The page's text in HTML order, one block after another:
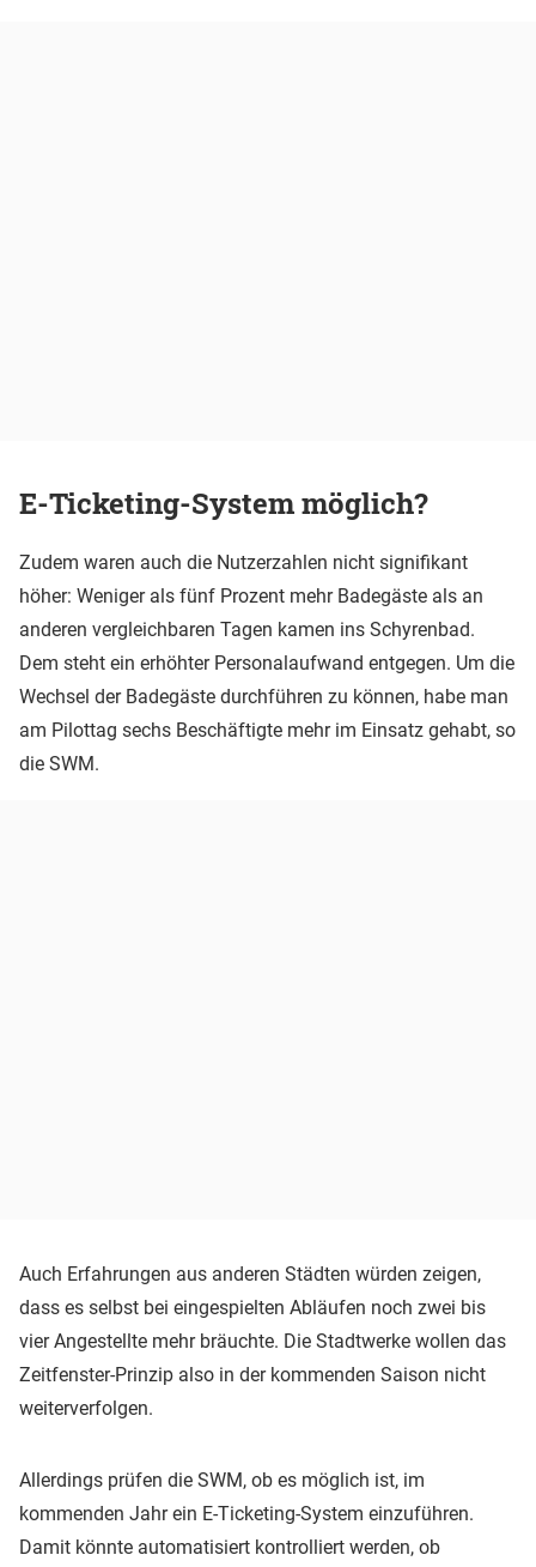
E-Ticketing-System möglich?
Zudem waren auch die Nutzerzahlen nicht signifikant
höher: Weniger als fünf Prozent mehr Badegäste als an
anderen vergleichbaren Tagen kamen ins Schyrenbad.
Dem steht ein erhöhter Personalaufwand entgegen. Um die
Wechsel der Badegäste durchführen zu können, habe man
am Pilottag sechs Beschäftigte mehr im Einsatz gehabt, so
die SWM.
Auch Erfahrungen aus anderen Städten würden zeigen,
dass es selbst bei eingespielten Abläufen noch zwei bis
vier Angestellte mehr bräuchte. Die Stadtwerke wollen das
Zeitfenster-Prinzip also in der kommenden Saison nicht
weiterverfolgen.
Allerdings prüfen die SWM, ob es möglich ist, im
kommenden Jahr ein E-Ticketing-System einzuführen.
Damit könnte automatisiert kontrolliert werden, ob